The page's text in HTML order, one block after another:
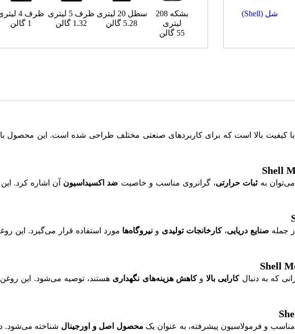
شل (Shell)
بشکه 208
لیتری
55 گالن
سطل 20 لیتری
5.28 گالن
ظرف 5 لیتری
1.32 گالن
ظرف 4 لیتری
1 گالن
با کیفیت بالا است که برای کاربردهای صنعتی مختلف طراحی شده است. این محصول
ثبات حرارتی، گرانروی مناسب و خاصیت ضد اکسیداسیون آن اشاره کرد.
صنایع دریایی،کارخانجات تولیدی و نیروگاه‌ها مورد استفاده قرار می‌گیرد. این
کارایی بالاوکاهش هزینه‌های نگهداری هستند، توصیه می‌شود. این
مناسب و فرمولاسیون پیشرفته، به عنوان یک محصول اصل و اورجینال شناخته می‌شود.